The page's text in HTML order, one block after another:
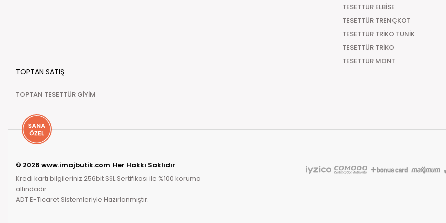
Teslimat Süresi
Tüm Siparişleriniz PTT KARGO Güvencesi ile 2-5
süre 7 güne kadar uzayabilmektedir
TESETTÜR ELBİSE
TESETTÜR TRENÇKOT
TESETTÜR TRİKO TUNİK
TESETTÜR TRİKO
TESETTÜR MONT
TOPTAN SATIŞ
TOPTAN TESETTÜR GİYİM
© 2026 www.imajbutik.com. Her Hakkı Saklıdır
Kredi kartı bilgileriniz 256bit SSL Sertifikası ile %100 koruma
altındadır.
ADT E-Ticaret Sistemleriyle Hazırlanmıştır.